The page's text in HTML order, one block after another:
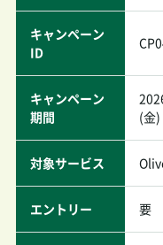
キャンペーン
ID
キャンペーン
期間
(金)
対象サービス
エントリー 要